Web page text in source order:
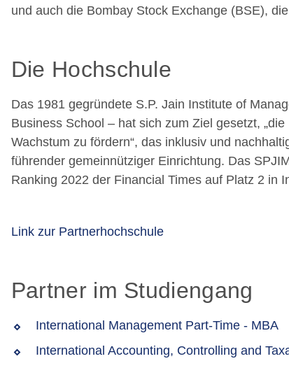
und auch die Bombay Stock Exchange (BSE),
Die Hochschule
Das 1981 gegründete S.P. Jain Institute of
Business School – hat sich zum Ziel gesetzt,
Wachstum zu fördern“, das inklusiv und
führender gemeinnütziger Einrichtung. Das
Ranking 2022 der Financial Times auf Platz 2 in
Link zur Partnerhochschule
Partner im Studiengang
International Management Part-Time - MBA
International Accounting, Controlling and